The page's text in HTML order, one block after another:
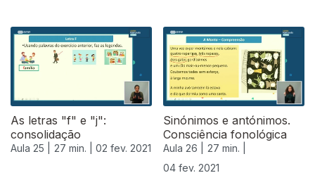
As letras "f" e "j":
consolidação
Aula 25 | 27 min. | 02 fev. 2021
Sinónimos e antónimos.
Consciência fonológica
Aula 26 |
27 min. |
04 fev. 2021